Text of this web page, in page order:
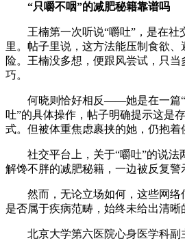
“只嚼不咽”的减肥秘籍靠谱吗
王楠第一次听说“嚼吐”，是在社
里。帖子里说，这方法能压制食欲
险。王楠没多想，便跟风尝试，只
巧。
何晓则恰好相反——她是在一篇“
吐”的具体操作，帖子明确提示这是
式。但被体重焦虑裹挟的她，仍抱着
社交平台上，关于“嚼吐”的说法
解馋不胖的减肥秘籍，一边被反复警
然而，无论立场如何，这些网络
是否属于疾病范畴，始终未给出清晰
北京大学第六医院心身医学科副